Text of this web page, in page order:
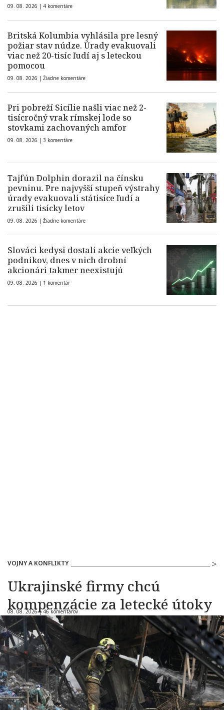
09. 08. 2026 | 4 komentáre
Britská Kolumbia vyhlásila pre lesný
požiar stav núdze. Úrady evakuovali
viac než 20-tisíc ľudí aj s leteckou
pomocou
09. 08. 2026 | Žiadne komentáre
Pri pobreží Sicílie našli viac než 2-
tisícročný vrak rímskej lode so
stovkami zachovaných amfor
09. 08. 2026 | 3 komentáre
Tajfún Dolphin dorazil na čínsku
pevninu. Pre najvyšší stupeň výstrahy
úrady evakuovali státisíce ľudí a
zrušili tisícky letov
09. 08. 2026 | Žiadne komentáre
Slováci kedysi dostali akcie veľkých
podnikov, dnes v nich drobní
akcionári takmer neexistujú
09. 08. 2026 | 1 komentár
VOJNY A KONFLIKTY
Ukrajinské firmy chcú
kompenzácie za letecké útoky
08. 08. 2026 |46 komentárov